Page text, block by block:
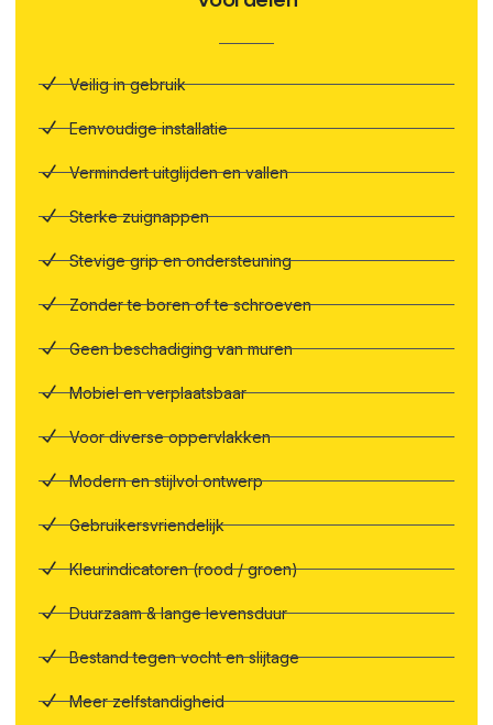
Veilig in gebruik
Eenvoudige installatie
Vermindert uitglijden en vallen
Sterke zuignappen
Stevige grip en ondersteuning
Zonder te boren of te schroeven
Geen beschadiging van muren
Mobiel en verplaatsbaar
Voor diverse oppervlakken
Modern en stijlvol ontwerp
Gebruikersvriendelijk
Kleurindicatoren (rood / groen)
Duurzaam & lange levensduur
Bestand tegen vocht en slijtage
Meer zelfstandigheid